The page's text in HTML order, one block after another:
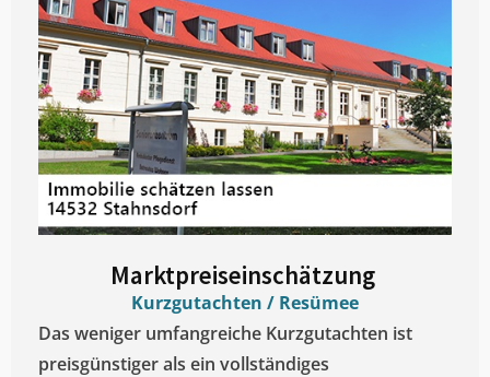
Marktpreiseinschätzung ​
Kurzgutachten / Resümee
Das weniger umfangreiche Kurzgutachten ist
preisgünstiger als ein vollständiges